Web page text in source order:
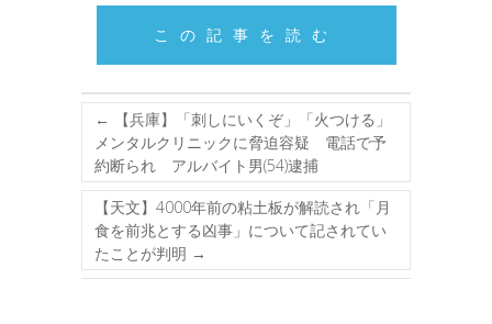
この記事を読む
←
【兵庫】「刺しにいくぞ」「火つける」
メンタルクリニックに脅迫容疑 電話で予
約断られ アルバイト男(54)逮捕
【天文】4000年前の粘土板が解読され「月
食を前兆とする凶事」について記されてい
たことが判明 →